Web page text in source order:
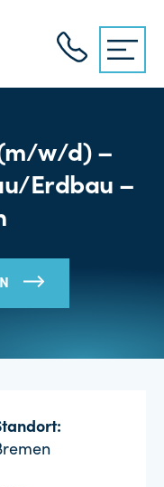
w/d) –
Erdbau –